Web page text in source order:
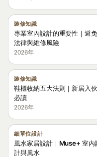
裝修知識
專業室內設計的重要性｜避免
法律與維修風險
2026年
裝修知識
鞋櫃收納五大法則｜新居入伙
必讀
2026年
細單位設計
風水家居設計｜Muse+ 室內
計與風水